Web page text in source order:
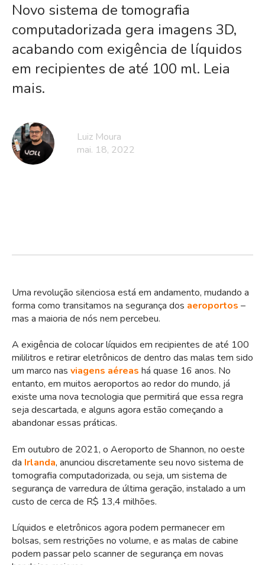
Novo sistema de tomografia
computadorizada gera imagens 3D,
acabando com exigência de líquidos
em recipientes de até 100 ml. Leia
mais.
Luiz Moura
mai. 18, 2022
Uma revolução silenciosa está em andamento, mudando a
forma como transitamos na segurança dos aeroportos –
mas a maioria de nós nem percebeu.
A exigência de colocar líquidos em recipientes de até 100
mililitros e retirar eletrônicos de dentro das malas tem sido
um marco nas viagens aéreas há quase 16 anos. No
entanto, em muitos aeroportos ao redor do mundo, já
existe uma nova tecnologia que permitirá que essa regra
seja descartada, e alguns agora estão começando a
abandonar essas práticas.
Em outubro de 2021, o Aeroporto de Shannon, no oeste
da Irlanda, anunciou discretamente seu novo sistema de
tomografia computadorizada, ou seja, um sistema de
segurança de varredura de última geração, instalado a um
custo de cerca de R$ 13,4 milhões.
Líquidos e eletrônicos agora podem permanecer em
bolsas, sem restrições no volume, e as malas de cabine
podem passar pelo scanner de segurança em novas